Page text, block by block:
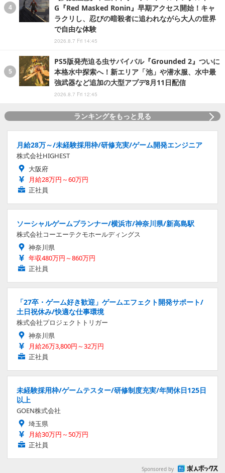
G『Red Masked Ronin』早期アクセス開始！キャ
ラクリし、忍びの暗殺者に追われながら大人の世界
で自由な体験
2026.8.7 Fri 14:45
PS5版発売迫る虫サバイバル『Grounded 2』ついに
本格水中探索へ！新エリア「池」や潜水服、水中最
強武器など追加の大型アプデ8月11日配信
2026.8.7 Fri 12:45
ランキングをもっと見る
月給28万～/未経験採用枠/研修充実/ゲーム開発エンジニア
株式会社HIGHEST
大阪府
月給28万円～60万円
正社員
ソーシャルゲームプランナー/横浜市/神奈川県/新高島駅
株式会社コーエーテクモホールディングス
神奈川県
年収480万円～860万円
正社員
「27卒・ゲーム好き歓迎」ゲームエフェクト開発サポート/
土日祝休み/快適な仕事環境
株式会社プロジェクトトリガー
神奈川県
月給26万3,800円～32万円
正社員
未経験採用枠/ゲームテスター/研修制度充実/年間休日125日
以上
GOEN株式会社
埼玉県
月給30万円～50万円
正社員
Sponsored by